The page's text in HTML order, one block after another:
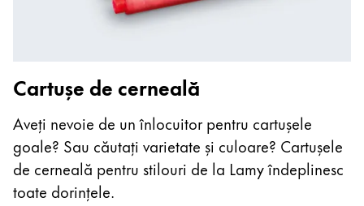
Cartușe de cerneală
Aveți nevoie de un înlocuitor pentru cartușele
goale? Sau căutați varietate și culoare? Cartușele
de cerneală pentru stilouri de la Lamy îndeplinesc
toate dorințele.